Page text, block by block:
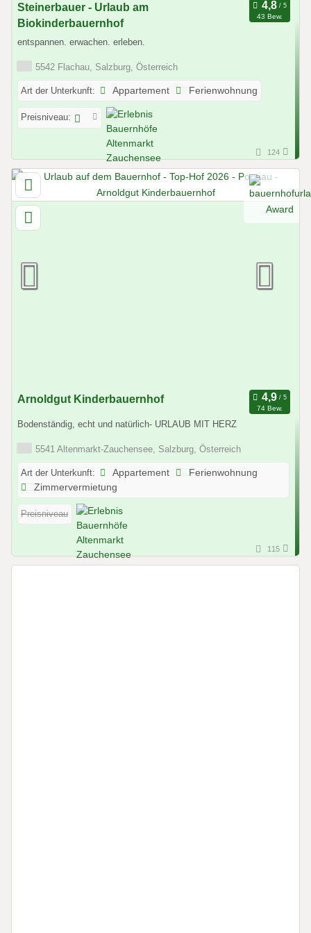
Steinerbauer - Urlaub am
Biokinderbauernhof
43 Bew.
entspannen. erwachen. erleben.
5542 Flachau, Salzburg, Österreich
Art der Unterkunft: Appartement Ferienwohnung
Preisniveau:
124
Arnoldgut Kinderbauernhof
74 Bew.
Bodenständig, echt und natürlich- URLAUB MIT HERZ
5541 Altenmarkt-Zauchensee, Salzburg, Österreich
Art der Unterkunft: Appartement
Ferienwohnung
Zimmervermietung
Preisniveau
115